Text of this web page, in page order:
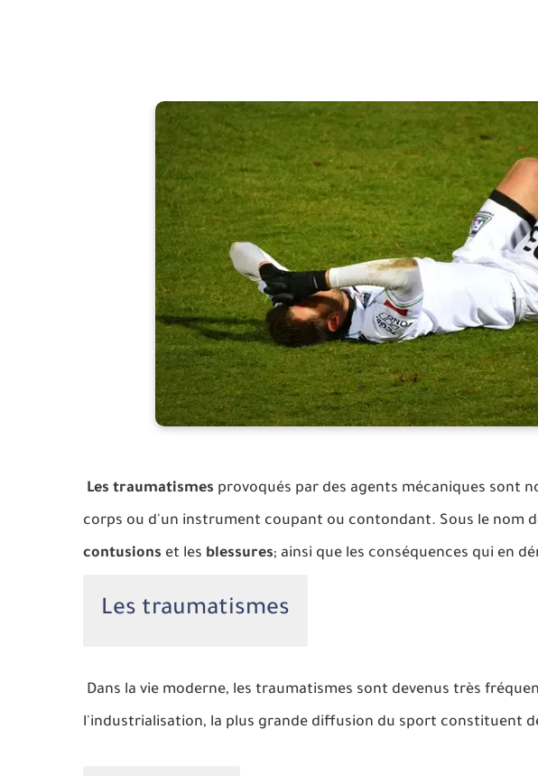
Les traumatismes provoqués par des agents mécaniques sont
corps ou d'un instrument coupant ou contondant. Sous le nom
contusions et les blessures; ainsi que les conséquences qui en
Les traumatismes
Dans la vie moderne, les traumatismes sont devenus très
l'industrialisation, la plus grande diffusion du sport constituent